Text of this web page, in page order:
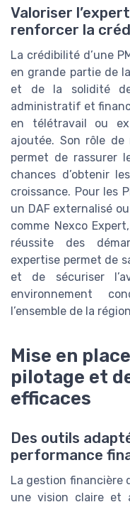
Valoriser
renforcer la
La crédibilité d’une
en grande partie de
et de la solidité
administratif et
en télétravail ou
ajoutée. Son rôle de
permet de rassurer
chances d’obtenir
croissance. Pour les
un DAF externalisé
comme Nexco
réussite des
expertise permet de
et de sécuriser
environnement
l’ensemble de la
Mise en
pilotage et
efficaces
Des outils
performance
La gestion financière
une vision claire et